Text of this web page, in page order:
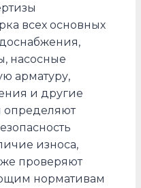
всех основных
насосные
арматуру,
и другие
определяют
износа,
проверяют
нормативам